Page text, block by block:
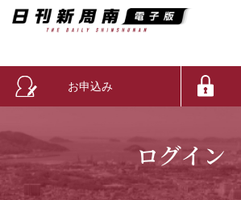
お申込み
ログイン